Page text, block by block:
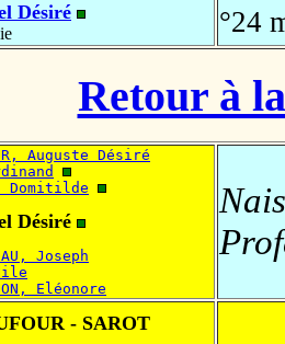
Désiré °24
Retour à
Auguste Désiré
Domitilde
Désiré
Joseph
Eléonore
- SAROT